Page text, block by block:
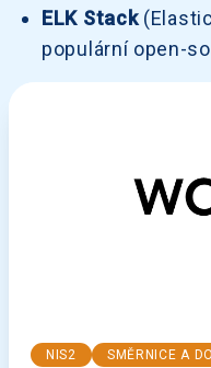
ELK Stack
populární open-
NIS2 SMĚRNICE A